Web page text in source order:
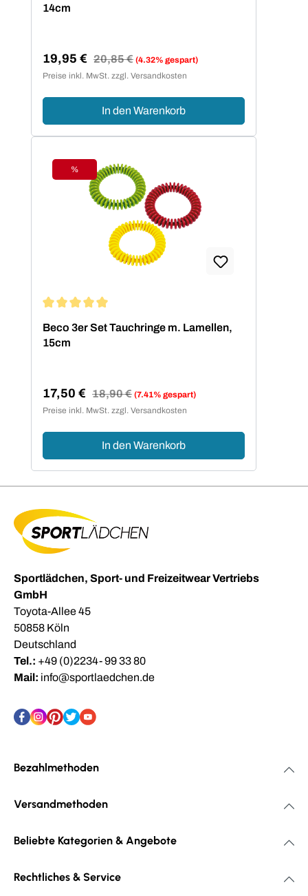
14cm
Verkaufspreis:
19,95 € Regulärer Preis:
20,85 € (4.32% gespart)
Preise inkl. MwSt. zzgl. Versandkosten
In den Warenkorb
Rabatt
%
Beco 3er Set Tauchringe m. Lamellen,
15cm
Verkaufspreis:
17,50 € Regulärer Preis:
18,90 € (7.41% gespart)
Preise inkl. MwSt. zzgl. Versandkosten
In den Warenkorb
Sportlädchen, Sport- und Freizeitwear Vertriebs
GmbH
Toyota-Allee 45
50858 Köln
Deutschland
Tel.: +49 (0)2234- 99 33 80
Mail: info@sportlaedchen.de
Bezahlmethoden
Versandmethoden
Beliebte Kategorien & Angebote
Rechtliches & Service